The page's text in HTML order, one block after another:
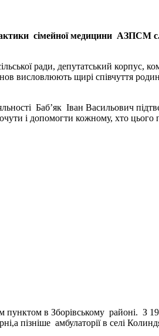
сімейної медицини
ради, депутатський корпус,
висловлюють щирі співчуття
Баб’як Іван Васильович
і допомогти кожному, хто цього
пунктом в Зборівському районі. З
пізніше амбулаторії в селі